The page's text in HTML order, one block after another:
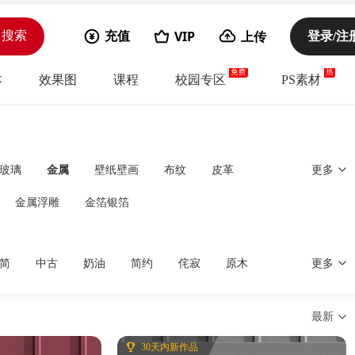
充值 VIP 上传 登录/注
搜索
效果图 课程 校园专区 PS素材
玻璃 金属 壁纸壁画 布纹 皮革 更多
金属浮雕 金箔银箔
中古 奶油 简约 侘寂 原木 更多
最新
30天内新作品